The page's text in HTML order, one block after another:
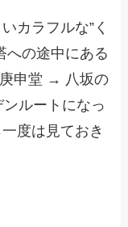
カラフルな”く
への途中にある
申堂 → 八坂の
ルートになっ
度は見ておき